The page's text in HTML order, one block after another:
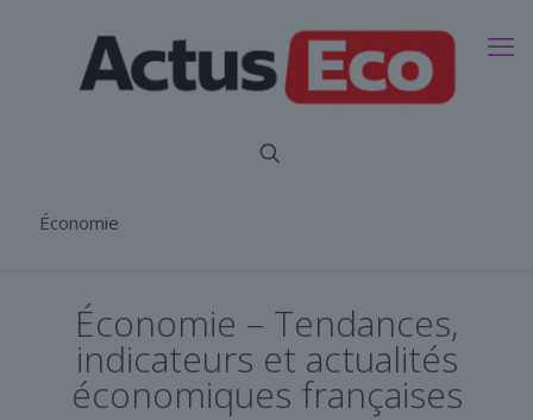
Économie
Économie – Tendances,
indicateurs et actualités
économiques françaises